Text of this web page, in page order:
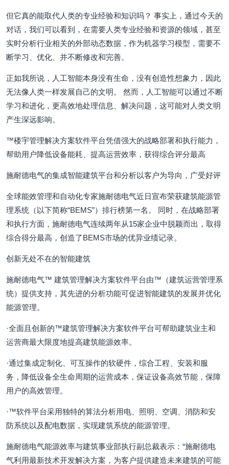
但它真的能取代人类的专业经验和知识吗？ 事实上，通过今天的
对话，我们可以看到，在需要人类专业经验和资源的领域，甚至
实时分析行业相关的外部动态数据，作为机器学习模型，需要不
断学习、优化、并不断修改和完善。
正如我所说，人工智能本身没有生命，没有创造性想象力，因此
无法像人类一样发展自己的文明。 然而，人工智能可以通过不断
学习和进化，更高效地处理信息、解决问题，这可能对人类文明
产生深远影响。
™楼宇管理解决方案软件平台凭借强大的战略部署和执行能力，
帮助用户降低设备能耗、提高运营效率，获得综合评分最高
施耐德电气的集成智能建筑平台和分析以客户为导向，广受好评
全球能效管理和自动化专家施耐德电气近日宣布荣获建筑能源管
理系统（以下简称“BEMS”）排行榜第一名。 同时，在战略部署
和执行方面，施耐德电气连续两年从15家企业中脱颖而出，取得
综合得分最高，创造了BEMS市场的优异业绩记录。
创新无处不在的智能建筑
施耐德电气™ 建筑管理解决方案软件平台由™（建筑运营管理系
统）提供支持，其先进的分析功能可促进智能建筑的发展并优化
能源管理。
·全面且创新的™建筑管理解决方案软件平台可帮助建筑业主和
运营商最大限度地提高建筑能源效率。
·通过集成定制化、可互操作的软硬件，综合工程、安装和服
务，降低设备全生命周期的运营成本，保证设备高效节能，保障
用户的高效管理。
·™软件平台采用独特的算法分析用电、照明、空调、消防和安
防系统以及配电数据，实现建筑系统的能源管理。
施耐德电气能源效率与建筑事业部执行副总裁表示：“施耐德电
气利用最新技术开发解决方案，为客户提供建造未来建筑的可能